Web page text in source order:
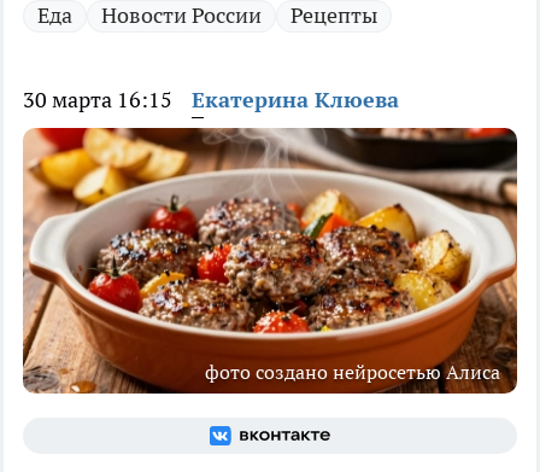
Еда Новости России Рецепты
30 марта 16:15 Екатерина Клюева
фото создано нейросетью Алиса